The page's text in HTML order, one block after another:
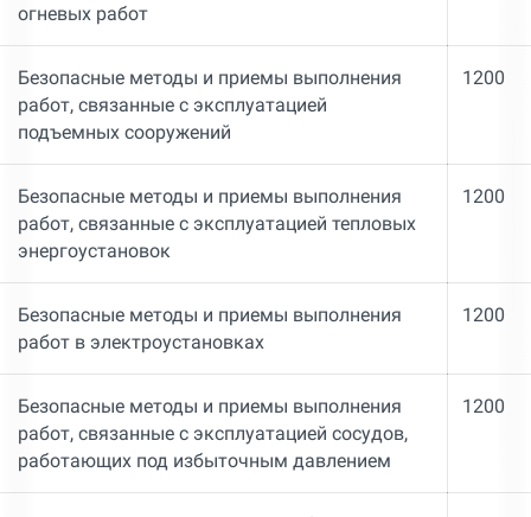
огневых работ
Безопасные методы и приемы выполнения
работ, связанные с эксплуатацией
подъемных сооружений
1200
Безопасные методы и приемы выполнения
работ, связанные с эксплуатацией тепловых
энергоустановок
1200
Безопасные методы и приемы выполнения
работ в электроустановках
1200
Безопасные методы и приемы выполнения
работ, связанные с эксплуатацией сосудов,
работающих под избыточным давлением
1200